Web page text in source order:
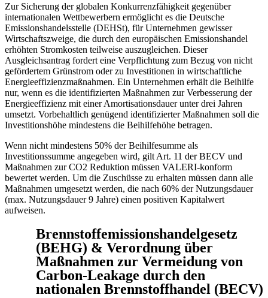
Zur Sicherung der globalen Konkurrenzfähigkeit gegenüber
internationalen Wettbewerbern ermöglicht es die Deutsche
Emissionshandelsstelle (DEHSt), für Unternehmen gewisser
Wirtschaftszweige, die durch den europäischen Emissionshandel
erhöhten Stromkosten teilweise auszugleichen. Dieser
Ausgleichsantrag fordert eine Verpflichtung zum Bezug von nicht
gefördertem Grünstrom oder zu Investitionen in wirtschaftliche
Energieeffizienzmaßnahmen. Ein Unternehmen erhält die Beihilfe
nur, wenn es die identifizierten Maßnahmen zur Verbesserung der
Energieeffizienz mit einer Amortisationsdauer unter drei Jahren
umsetzt. Vorbehaltlich genügend identifizierter Maßnahmen soll die
Investitionshöhe mindestens die Beihilfehöhe betragen.
Wenn nicht mindestens 50% der Beihilfesumme als
Investitionssumme angegeben wird, gilt Art. 11 der BECV und
Maßnahmen zur CO2 Reduktion müssen VALERI-konform
bewertet werden. Um die Zuschüsse zu erhalten müssen dann alle
Maßnahmen umgesetzt werden, die nach 60% der Nutzungsdauer
(max. Nutzungsdauer 9 Jahre) einen positiven Kapitalwert
aufweisen.
Brennstoffemissionshandelgesetz
(BEHG) & Verordnung über
Maßnahmen zur Vermeidung von
Carbon-Leakage durch den
nationalen Brennstoffhandel (BECV)